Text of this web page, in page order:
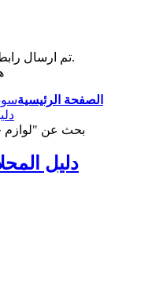
تم ارسال رابط استعادة كلمة المرور الى بريدك بنجاح.
الصفحة الرئيسية
بحث عن "لوازم
دليل